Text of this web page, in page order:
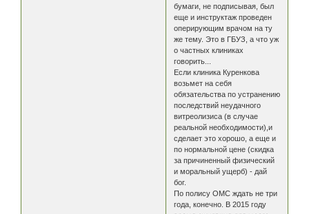
бумаги, не подписывая, был
еще и инструктаж проведен
оперирующим врачом на ту
же тему. Это в ГБУЗ, а что уж
о частных клиниках
говорить...
Если клиника Куренкова
возьмет на себя
обязательства по устранению
последствий неудачного
витреолизиса (в случае
реальной необходимости),и
сделает это хорошо, а еще и
по нормальной цене (скидка
за причиненный физический
и моральный ущерб) - дай
бог.
По полису ОМС ждать не три
года, конечно. В 2015 году